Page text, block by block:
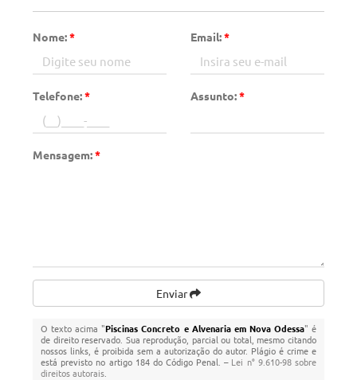
Nome:* Email:*
Telefone:* Assunto:*
Mensagem:*
Enviar
O texto acima "Piscinas Concreto e Alvenaria em Nova Odessa" é
de direito reservado. Sua reprodução, parcial ou total, mesmo citando
nossos links, é proibida sem a autorização do autor. Plágio é crime e
está previsto no artigo 184 do Código Penal. – Lei n° 9.610-98 sobre
direitos autorais